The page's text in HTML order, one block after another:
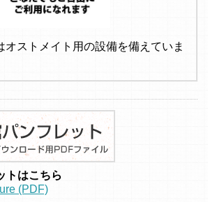
オストメイト用の設備を備えていま
トはこちら
(PDF)